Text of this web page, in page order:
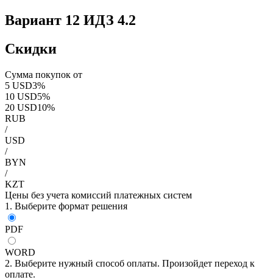
Вариант 12 ИДЗ 4.2
Скидки
Сумма покупок от
5 USD3%
10 USD5%
20 USD10%
RUB
/
USD
/
BYN
/
KZT
Цены без учета комиссий платежных систем
1. Выберите формат решения
PDF
WORD
2. Выберите нужный способ оплаты. Произойдет переход к
оплате.